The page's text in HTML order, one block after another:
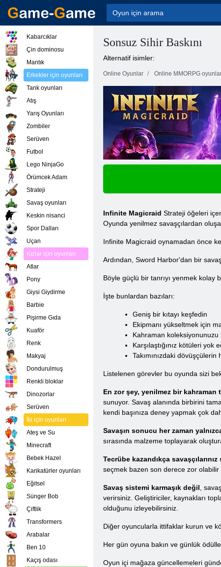
Sonsuz Sihir Baskını
Alternatif isimler:
Online Oyunlar Online MMORPG
Infinite Magicraid Strateji öğeleri
Oyunda yenilmez savaşçılardan
Infinite Magicraid oynamadan önce
Ardından, Sword Harbor'dan bir
Böyle güçlü bir tanrıyı yenmek kolay
İşte bunlardan bazıları:
Geniş bir kıtayı keşfedin
Ekipmanı yükseltmek için
Kahraman koleksiyonunuzu
Karşılaştığınız kötüleri yok
Takımınızdaki
Listelenen görevler bu oyunda sizi
En zor şey, yenilmez bir kahraman
sunuyor. Savaş alanında birbirini
kendi başınıza deney yapmak çok
Savaşın sonucu her zaman
sırasında malzeme toplayarak
Tecrübe kazandıkça
seçmek bazen son derece zor olabilir
Savaş sistemi karmaşık değil ,
verirsiniz. Geliştiriciler, kaynakları
olduğunu izleyebilirsiniz.
Diğer oyuncularla ittifaklar kurun ve
Her gün oyuna bakın ve günlük
Oyun içi mağaza güncellemeleri
Kabarcıklar
Çin dominosu
Mantık
Erkekler için oyunları
Tank oyunları
Atış
Yarış Oyunları
Zombiler
Serüven
Futbol
Lego NinjaGo
Örümcek Adam
Strateji
Savaş oyunları
Keskin nisanci
Spor Dalları
Uçan
Kızlar için oyunları
Atlar
Pony
Giysi Giydirme
Barbie
Pişirme Gıda
Kuaför
Renk
Makyaj
Dondurulmuş
Renkli bloklar
Dinozorlar
Serüven
İki için oyunları
Ateş ve Su
Minecraft
Bebek Hazel
Karikatürler oyunları
Eğitsel
Sünger Bob
Çiftlik
Transformers
Arabalar
Ben 10
Kaçış odası